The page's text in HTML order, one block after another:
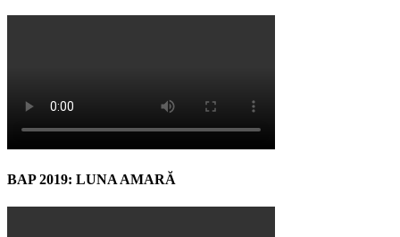
BAP 2019: LUNA AMARĂ